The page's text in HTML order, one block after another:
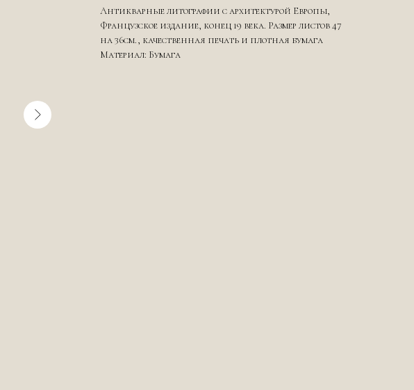
Антикварные литографии с архитектурой Европы,
Французское издание, конец 19 века. Размер листов 47
на 36см., качественная печать и плотная бумага
Материал: Бумага